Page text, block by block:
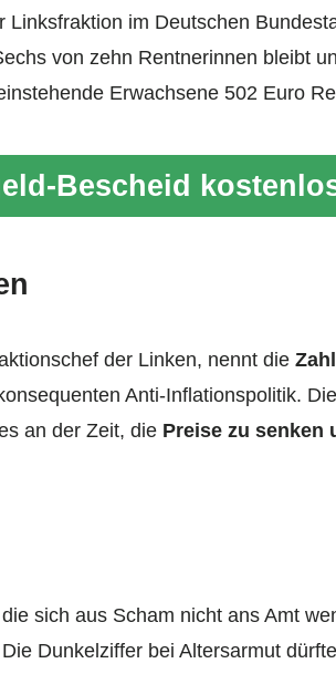
Linksfraktion im Deutschen
von zehn Rentnerinnen bleibt
Erwachsene 502 Euro
Bescheid
der Linken, nennt die
Anti-Inflationspolitik.
an der Zeit, die Preise zu senken
sich aus Scham nicht ans Amt
Dunkelziffer bei Altersarmut